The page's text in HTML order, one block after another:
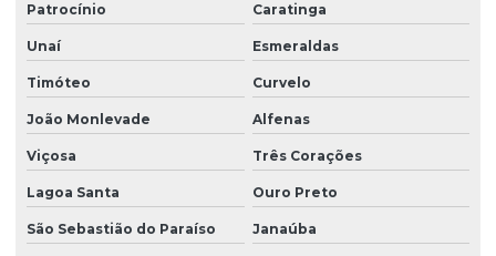
Patrocínio Caratinga
Unaí Esmeraldas
Timóteo Curvelo
João Monlevade Alfenas
Viçosa Três Corações
Lagoa Santa Ouro Preto
São Sebastião do Paraíso Janaúba